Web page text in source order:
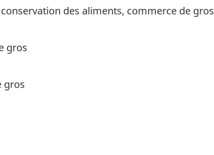
des aliments, commerce de gros
gros
gros